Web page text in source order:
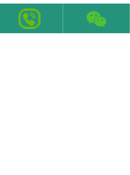
замыкания и потерь